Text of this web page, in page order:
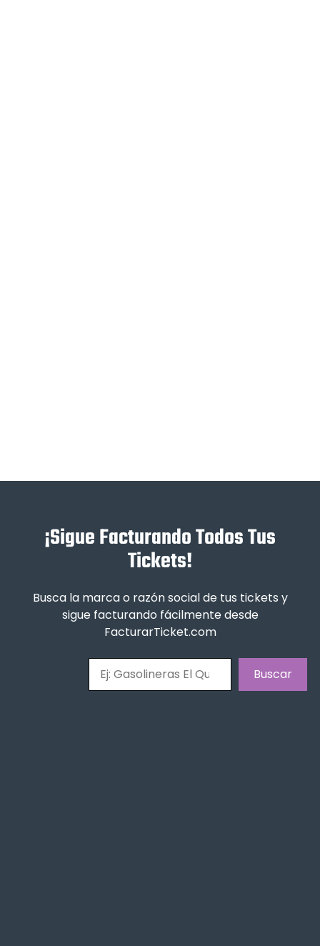
¡Sigue Facturando Todos Tus
Tickets!
Busca la marca o razón social de tus tickets y
sigue facturando fácilmente desde
FacturarTicket.com
Buscar
Buscar